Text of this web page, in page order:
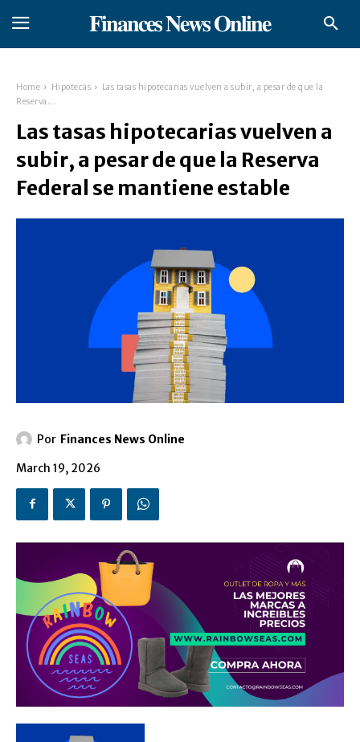
𝐅𝐢𝐧𝐚𝐧𝐜𝐞𝐬 𝐍𝐞𝐰𝐬 𝐎𝐧𝐥𝐢𝐧𝐞
Home Hipotecas
Las tasas hipotecarias vuelven a subir, a pesar de que la
Reserva...
Las tasas hipotecarias vuelven a
subir, a pesar de que la Reserva
Federal se mantiene estable
Por Finances News Online
March 19, 2026